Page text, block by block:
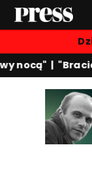
nocą"|"Bracia"